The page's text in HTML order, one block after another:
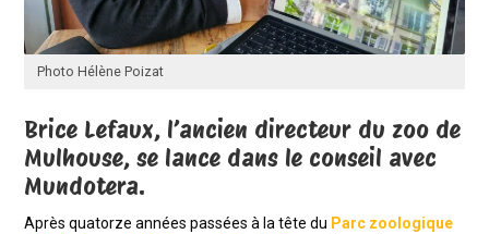
Photo Hélène Poizat
Brice Lefaux, l’ancien directeur du zoo de
Mulhouse, se lance dans le conseil avec
Mundotera.
Après quatorze années passées à la tête du Parc zoologique